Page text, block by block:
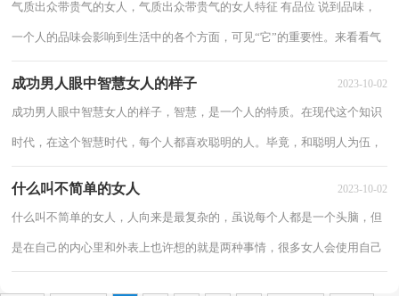
气质出众带贵气的女人，气质出众带贵气的女人特征 有品位 说到品味，
一个人的品味会影响到生活中的各个方面，可见“它”的重要性。来看看气
成功男人眼中智慧女人的样子 2023-10-02
成功男人眼中智慧女人的样子，智慧，是一个人的特质。在现代这个知识
时代，在这个智慧时代，每个人都喜欢聪明的人。毕竟，和聪明人为伍，
什么叫不简单的女人 2023-10-02
什么叫不简单的女人，人向来是最复杂的，虽说每个人都是一个头脑，但
是在自己的内心里和外表上也许想的就是两种事情，很多女人会使用自己